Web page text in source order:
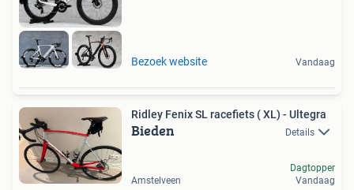
Bezoek website Vandaag
Ridley Fenix SL racefiets ( XL) - Ultegra
Bieden Details
Amstelveen
Dagtopper
Vandaag